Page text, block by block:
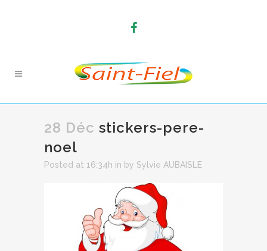
28 Déc stickers-pere-
noel
Posted at 16:34h in by Sylvie AUBAISLE